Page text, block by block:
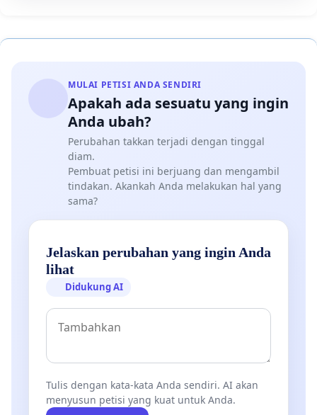
MULAI PETISI ANDA SENDIRI
Apakah ada sesuatu yang ingin
Anda ubah?
Perubahan takkan terjadi dengan tinggal
diam.
Pembuat petisi ini berjuang dan mengambil
tindakan. Akankah Anda melakukan hal yang
sama?
Jelaskan perubahan yang ingin Anda
lihat
Didukung AI
Tulis dengan kata-kata Anda sendiri. AI akan
menyusun petisi yang kuat untuk Anda.